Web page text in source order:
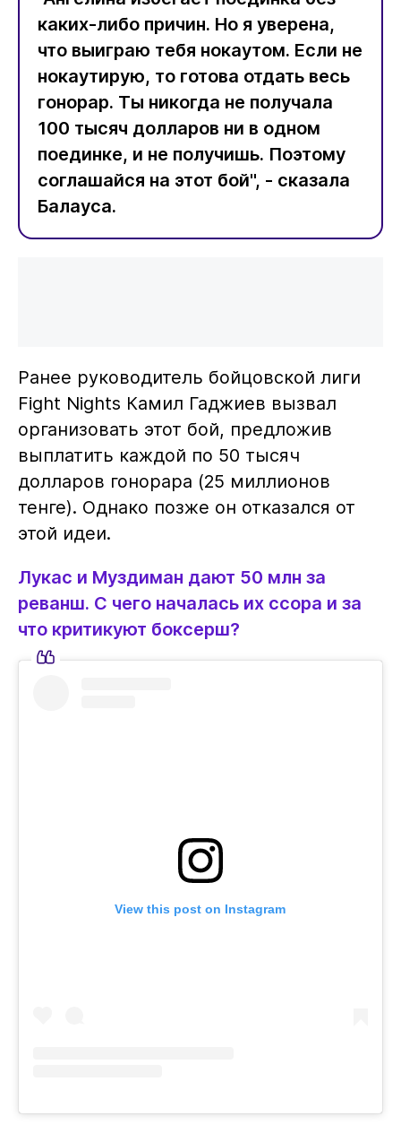
каких-либо причин. Но я уверена,
что выиграю тебя нокаутом. Если не
нокаутирую, то готова отдать весь
гонорар. Ты никогда не получала
100 тысяч долларов ни в одном
поединке, и не получишь. Поэтому
соглашайся на этот бой", - сказала
Балауса.
Ранее руководитель бойцовской лиги
Fight Nights Камил Гаджиев вызвал
организовать этот бой, предложив
выплатить каждой по 50 тысяч
долларов гонорара (25 миллионов
тенге). Однако позже он отказался от
этой идеи.
Лукас и Муздиман дают 50 млн за
реванш. С чего началась их ссора и за
что критикуют боксерш?
View this post on Instagram